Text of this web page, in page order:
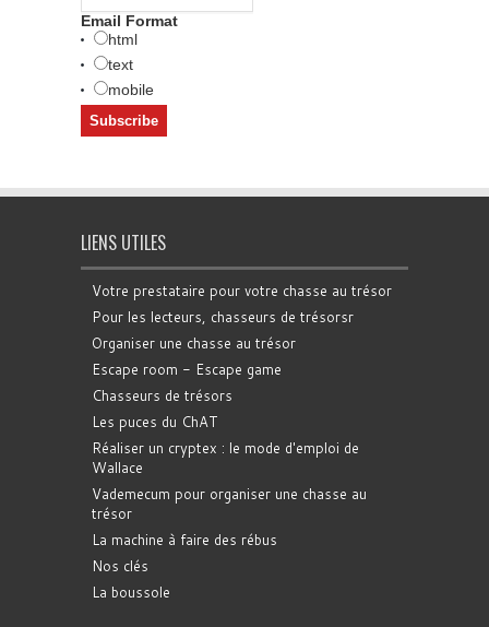
Email Format
html
text
mobile
LIENS UTILES
Votre prestataire pour votre chasse au trésor
Pour les lecteurs, chasseurs de trésorsr
Organiser une chasse au trésor
Escape room - Escape game
Chasseurs de trésors
Les puces du ChAT
Réaliser un cryptex : le mode d'emploi de
Wallace
Vademecum pour organiser une chasse au
trésor
La machine à faire des rébus
Nos clés
La boussole